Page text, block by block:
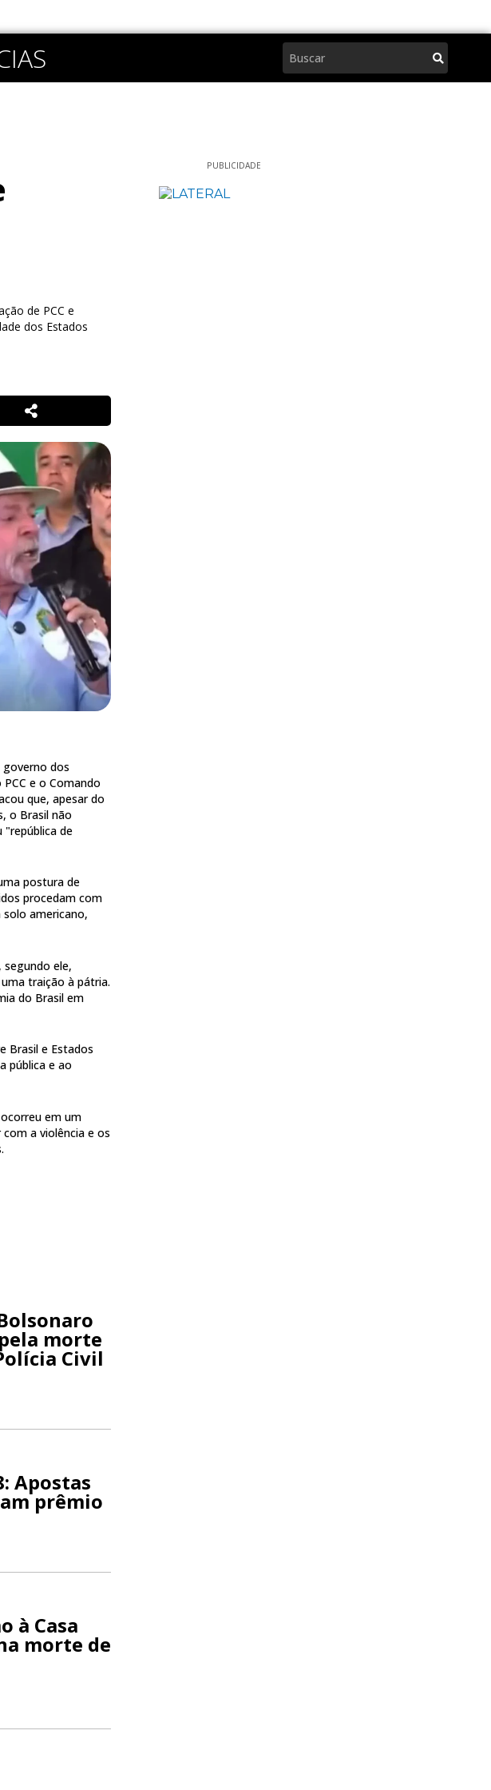
Pesquisar
de PCC e
dos Estados
governo dos
e o Comando
que, apesar do
o Brasil não
de
postura de
procedam com
americano,
ele,
traição à pátria.
do Brasil em
Brasil e Estados
pública e ao
em um
a violência e os
morte
Civil
Apostas
prêmio
à Casa
morte de
PUBLICIDADE